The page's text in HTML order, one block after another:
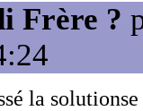
Frère ?
la